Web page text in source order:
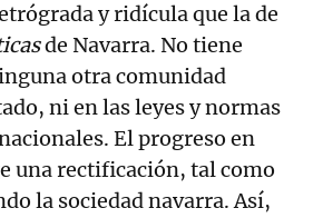
y ridícula que la de
de Navarra. No tiene
otra comunidad
ni en las leyes y normas
El progreso en
una rectificación, tal como
la sociedad navarra. Así,